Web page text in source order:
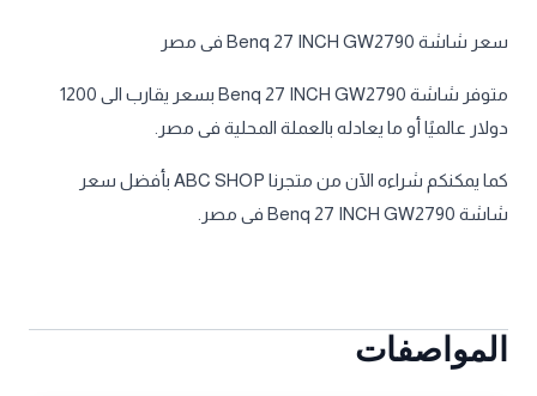
سعر شاشة Benq 27 INCH GW2790 فى مصر
متوفر شاشة Benq 27 INCH GW2790 بسعر يقارب الى 1200
دولار عالميًا أو ما يعادله بالعملة المحلية فى مصر.
كما يمكنكم شراءه الآن من متجرنا ABC SHOP بأفضل سعر
شاشة Benq 27 INCH GW2790 فى مصر.
المواصفات